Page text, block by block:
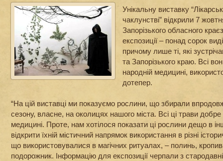
Унікальну виставку
чаклунстві” відкрили 7
Запорізького обласного
експозиції – понад сорок
причому лише ті, які
та Запорізького краю. Всі
народній медицині,
дотепер.
“На цій виставці ми показуємо рослини, що збирали
сезону, власне, на околицях нашого міста. Всі ці трави добре
медицині. Проте, нам хотілося показати ці рослини дещо в
відкрити їхній містичний напрямок використання в різні
що використовувалися в магічних ритуалах, – полинь,
подорожник. Інформацію для експозиції черпали з